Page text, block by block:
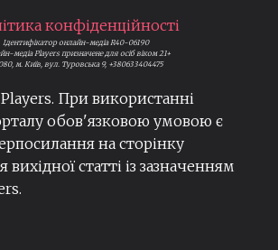
конфіденційності
Ідентифікатор онлайн-медіа R40-06190
медіа Players призначене для осіб віком 21+
м. Київ, вул. Туровська 9, +380633404475
Players. При використанні
обов'язковою умовою є
на сторінку
статті із зазначенням